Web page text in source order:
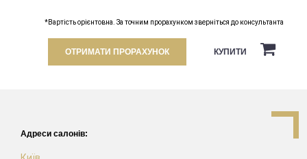
*Вартість орієнтовна. За точним прорахунком зверніться до консультанта
ОТРИМАТИ ПРОРАХУНОК КУПИТИ
Адреси салонів: